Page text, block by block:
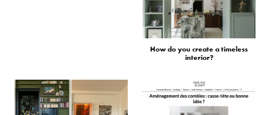
How do you create a timeless
interior?